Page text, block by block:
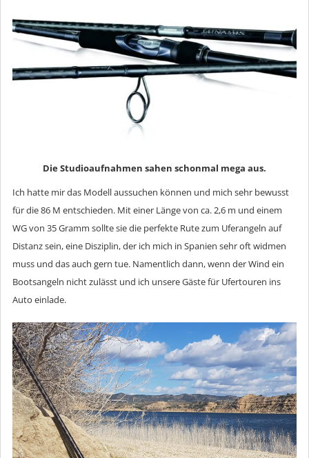
Die Studioaufnahmen sahen schonmal mega aus.
Ich hatte mir das Modell aussuchen können und mich sehr bewusst
für die 86 M entschieden. Mit einer Länge von ca. 2,6 m und einem
WG von 35 Gramm sollte sie die perfekte Rute zum Uferangeln auf
Distanz sein, eine Disziplin, der ich mich in Spanien sehr oft widmen
muss und das auch gern tue. Namentlich dann, wenn der Wind ein
Bootsangeln nicht zulässt und ich unsere Gäste für Ufertouren ins
Auto einlade.